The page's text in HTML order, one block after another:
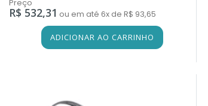
Preço
R$ 532,31 ou em até 6x de R$ 93,65
ADICIONAR AO CARRINHO